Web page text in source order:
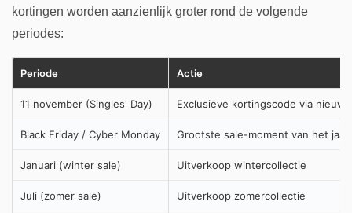
kortingen worden aanzienlijk groter rond de volgende
periodes:
Periode Actie
11 november (Singles' Day) Exclusieve kortingscode via
Black Friday / Cyber Monday Grootste sale-moment van het jaar
Januari (winter sale) Uitverkoop wintercollectie
Juli (zomer sale) Uitverkoop zomercollectie